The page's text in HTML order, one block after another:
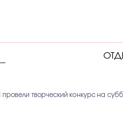
творческий конкурс на